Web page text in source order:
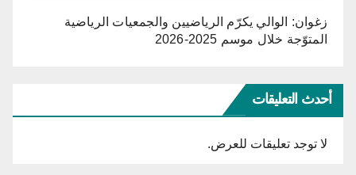
زغوان: الوالي يكرّم الرياضيين والجمعيات الرياضية
المتوّجة خلال موسم 2025-2026
أحدث التعليقات
لا توجد تعليقات للعرض.